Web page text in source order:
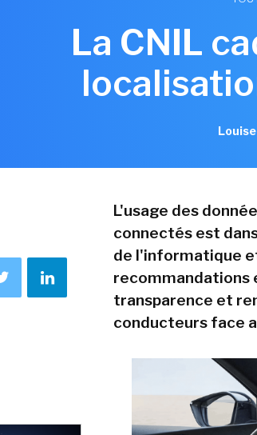
La CNIL
L'usage des
connectés est
de l'informatique
recommandations
transparence et
conducteurs face